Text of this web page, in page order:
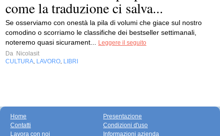
come la traduzione ci salva...
Se osserviamo con onestà la pila di volumi che giace sul nostro
comodino o scorriamo le classifiche dei bestseller settimanali,
noteremo quasi sicurament...
Leggere il seguito
Da Nicolasit
CULTURA LAVORO LIBRI
Home
Contatti
Lavora con noi
Presentazione
Condizioni d'uso
Informazioni azienda